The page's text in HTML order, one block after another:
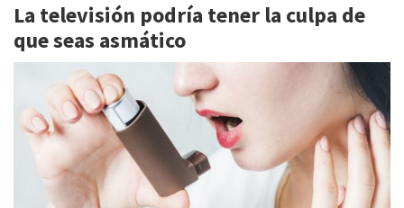
primaria
raudales
La televisión podría tener la culpa de
que seas asmático